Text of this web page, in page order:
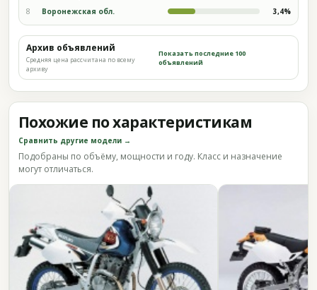
8 Воронежская обл. 3,4%
Архив объявлений
Средняя цена рассчитана по всему
архиву
Показать последние 100
объявлений
Похожие по характеристикам
Сравнить другие модели →
Подобраны по объёму, мощности и году. Класс и назначение
могут отличаться.